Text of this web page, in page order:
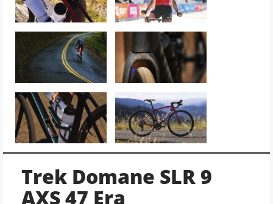
Trek Domane SLR 9
AXS 47 Era